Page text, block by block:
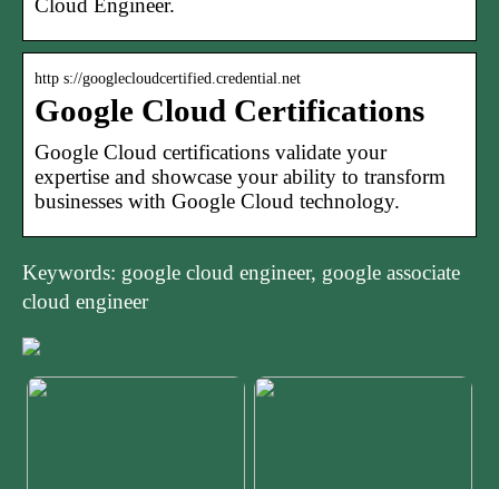
Cloud Engineer.
http s://googlecloudcertified.credential.net
Google Cloud Certifications
Google Cloud certifications validate your
expertise and showcase your ability to transform
businesses with Google Cloud technology.
Keywords: google cloud engineer, google associate
cloud engineer